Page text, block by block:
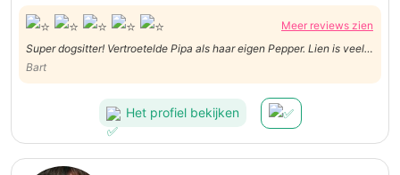
Meer reviews zien
Super dogsitter! Vertroetelde Pipa als haar eigen Pepper. Lien is veel
en actief met Pipa bezig geweest en stuurde dagelijks foto’s en
filmpjes. Een dierenvriend in hart en nieren. Van harte bedankt Lien,
Pipa komt zeker terug bij jou en Pepper!
Bart
Het profiel bekijken